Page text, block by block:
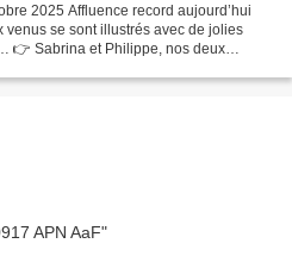
2025 Affluence record aujourd’hui
se sont illustrés avec de jolies
👉 Sabrina et Philippe, nos deux